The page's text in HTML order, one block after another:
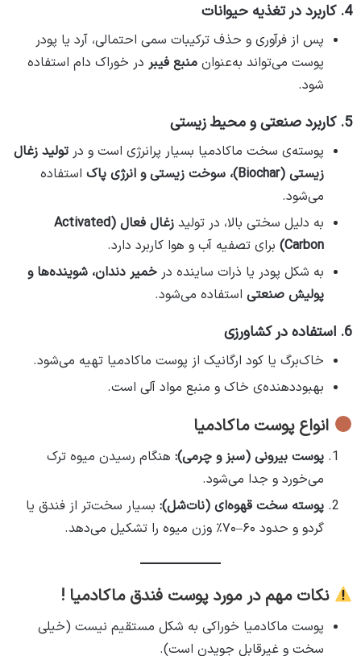
4. کاربرد در تغذیه حیوانات
پس از فرآوری و حذف ترکیبات سمی احتمالی، آرد یا پودر
پوست می‌تواند به‌عنوان منبع فیبر در خوراک دام استفاده
شود.
5. کاربرد صنعتی و محیط‌ زیستی
پوسته‌ی سخت ماکادمیا بسیار پرانرژی است و درتولید زغال
زیستی (Biochar)، سوخت زیستی و انرژی پاک
استفاده
می‌شود.
به دلیل سختی بالا، در تولید
زغال فعال (Activated
Carbon) برای تصفیه آب و هوا کاربرد دارد.
به شکل پودر یا ذرات ساینده در خمیر دندان، شوینده‌ها و
پولیش صنعتی استفاده می‌شود.
6. استفاده در کشاورزی
خاک‌برگ یا کود ارگانیک از پوست ماکادمیا تهیه می‌شود.
بهبوددهنده‌ی خاک و منبع مواد آلی است.
انواع پوست ماکادمیا
پوست بیرونی (سبز و چرمی): هنگام رسیدن میوه ترک
می‌خورد و جدا می‌شود.
پوسته سخت قهوه‌ای (نات‌شل): بسیار سخت‌تر از فندق یا
گردو و حدود ۶۰–۷۰٪ وزن میوه را تشکیل می‌دهد.
نکات مهم در مورد پوست فندق ماکادمیا !
پوست ماکادمیا خوراکی به شکل مستقیم نیست (خیلی
سخت و غیرقابل جویدن است).